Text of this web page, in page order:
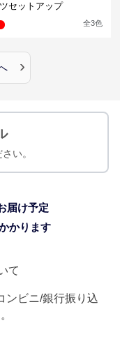
セットアップ
全3色
›
い。
届け予定
かります
て
ンビニ/銀行振り込